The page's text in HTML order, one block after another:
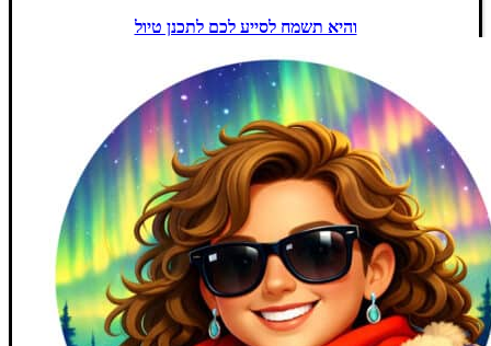
והיא תשמח לסייע לכם לתכנן טיול